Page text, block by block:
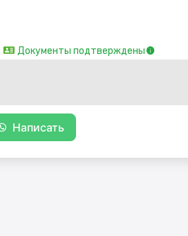
Документы подтверждены
Написать